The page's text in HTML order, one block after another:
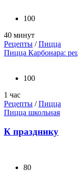
100
40 минут
Рецепты /Пицца
Пицца Карбонара:
100
1 час
Рецепты /Пицца
Пицца школьная
К празднику
80